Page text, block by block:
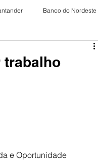
Banco do Nordeste
trabalho
e Oportunidade